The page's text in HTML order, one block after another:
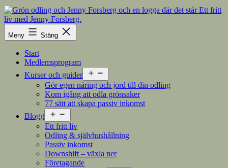
Hoppa
till
innehåll
Meny Stäng
Start
Medlemsprogram
Kurser och guider
meny
Gör egen näring och jord till din odling
Kom igång att odla grönsaker
77 sätt att skapa passiv inkomst
Blogg
meny
Ett fritt liv
Odling & självhushållning
Passiv inkomst
Downshift – växla ner
Företagande